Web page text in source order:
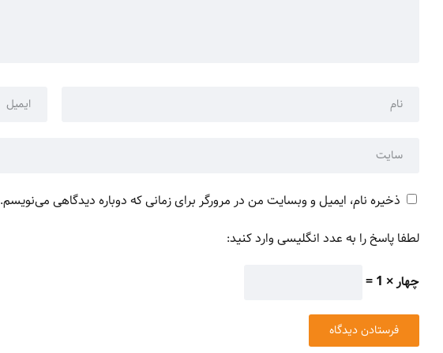
ذخیره نام، ایمیل و وبسایت من در مرورگر برای زمانی که دوباره دیدگاهی می‌نویسم.
لطفا پاسخ را به عدد انگلیسی وارد کنید:
چهار × 1 =